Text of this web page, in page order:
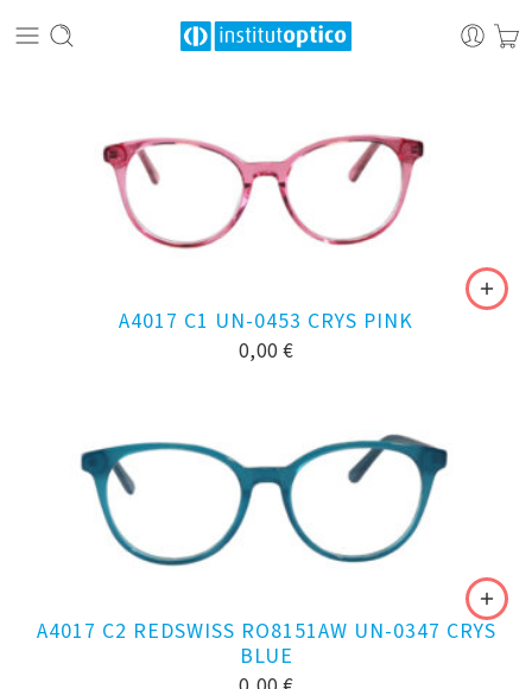
A4017 C1 UN-0453 CRYS PINK
0,00 €
A4017 C2 REDSWISS RO8151AW UN-0347 CRYS
BLUE